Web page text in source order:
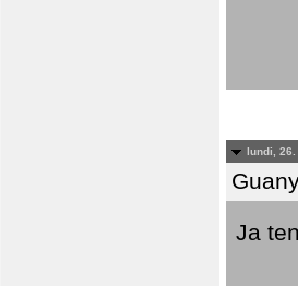
lundi, 26.
Ja